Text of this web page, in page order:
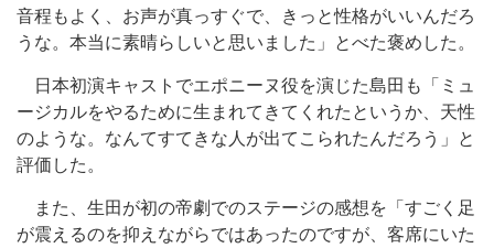
音程もよく、お声が真っすぐで、きっと性格がいいんだろ
うな。本当に素晴らしいと思いました」とべた褒めした。
日本初演キャストでエポニーヌ役を演じた島田も「ミュ
ージカルをやるために生まれてきてくれたというか、天性
のような。なんてすてきな人が出てこられたんだろう」と
評価した。
また、生田が初の帝劇でのステージの感想を「すごく足
が震えるのを抑えながらではあったのですが、客席にいた